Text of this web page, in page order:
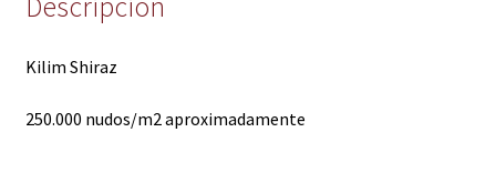
Kilim Shiraz
250.000 nudos/m2 aproximadamente